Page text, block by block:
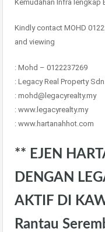
Kemudahan Infra lengkap
Kindly contact MOHD
and viewing
: Mohd – 0122237269
: Legacy Real Property
: mohd@legacyrealty.my
: www.legacyrealty.my
: www.hartanahhot.com
** EJEN
DENGAN
AKTIF DI
Rantau